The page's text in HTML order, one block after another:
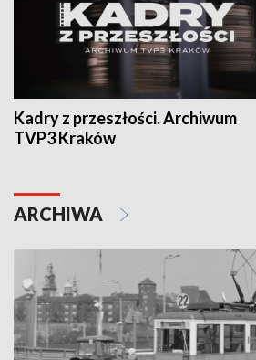
Kadry z przeszłości. Archiwum
TVP3 Kraków
ARCHIWA